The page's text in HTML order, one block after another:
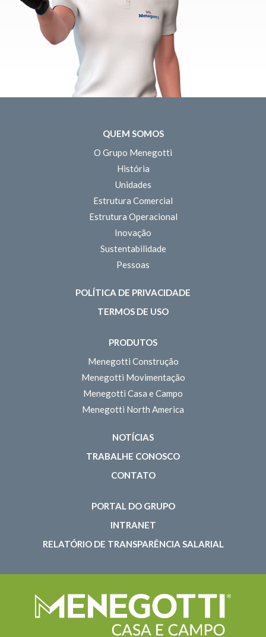
QUEM SOMOS
O Grupo Menegotti
História
Unidades
Estrutura Comercial
Estrutura Operacional
Inovação
Sustentabilidade
Pessoas
POLÍTICA DE PRIVACIDADE
TERMOS DE USO
PRODUTOS
Menegotti Construção
Menegotti Movimentação
Menegotti Casa e Campo
Menegotti North America
NOTÍCIAS
TRABALHE CONOSCO
CONTATO
PORTAL DO GRUPO
INTRANET
RELATÓRIO DE TRANSPARÊNCIA SALARIAL